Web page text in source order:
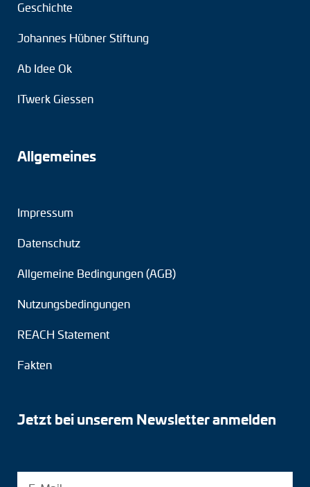
Geschichte
Johannes Hübner Stiftung
Ab Idee Ok
ITwerk Giessen
Allgemeines
Impressum
Datenschutz
Allgemeine Bedingungen (AGB)
Nutzungsbedingungen
REACH Statement
Fakten
Jetzt bei unserem Newsletter anmelden